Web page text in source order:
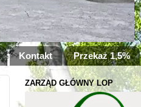
Kontakt Przekaż 1,5%
ZARZĄD GŁÓWNY LOP